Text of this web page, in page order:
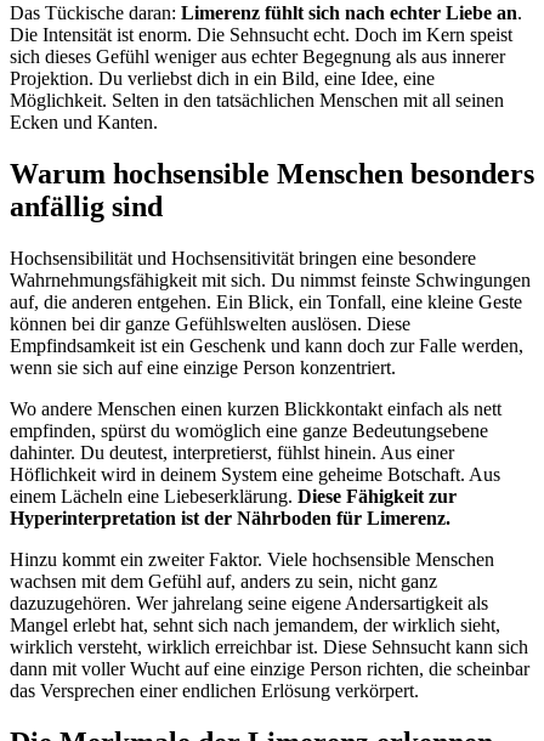
Das Tückische daran: Limerenz fühlt sich nach echter Liebe an.
Die Intensität ist enorm. Die Sehnsucht echt. Doch im Kern speist
sich dieses Gefühl weniger aus echter Begegnung als aus innerer
Projektion. Du verliebst dich in ein Bild, eine Idee, eine
Möglichkeit. Selten in den tatsächlichen Menschen mit all seinen
Ecken und Kanten.
Warum hochsensible Menschen besonders
anfällig sind
Hochsensibilität und Hochsensitivität bringen eine besondere
Wahrnehmungsfähigkeit mit sich. Du nimmst feinste Schwingungen
auf, die anderen entgehen. Ein Blick, ein Tonfall, eine kleine Geste
können bei dir ganze Gefühlswelten auslösen. Diese
Empfindsamkeit ist ein Geschenk und kann doch zur Falle werden,
wenn sie sich auf eine einzige Person konzentriert.
Wo andere Menschen einen kurzen Blickkontakt einfach als nett
empfinden, spürst du womöglich eine ganze Bedeutungsebene
dahinter. Du deutest, interpretierst, fühlst hinein. Aus einer
Höflichkeit wird in deinem System eine geheime Botschaft. Aus
einem Lächeln eine Liebeserklärung. Diese Fähigkeit zur
Hyperinterpretation ist der Nährboden für Limerenz.
Hinzu kommt ein zweiter Faktor. Viele hochsensible Menschen
wachsen mit dem Gefühl auf, anders zu sein, nicht ganz
dazuzugehören. Wer jahrelang seine eigene Andersartigkeit als
Mangel erlebt hat, sehnt sich nach jemandem, der wirklich sieht,
wirklich versteht, wirklich erreichbar ist. Diese Sehnsucht kann sich
dann mit voller Wucht auf eine einzige Person richten, die scheinbar
das Versprechen einer endlichen Erlösung verkörpert.